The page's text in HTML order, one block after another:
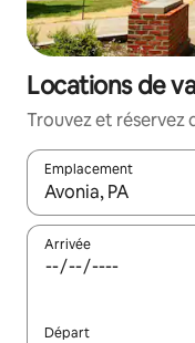
Locations de
Trouvez et réservez
Emplacement
Quand les résultats
Arrivée
Départ